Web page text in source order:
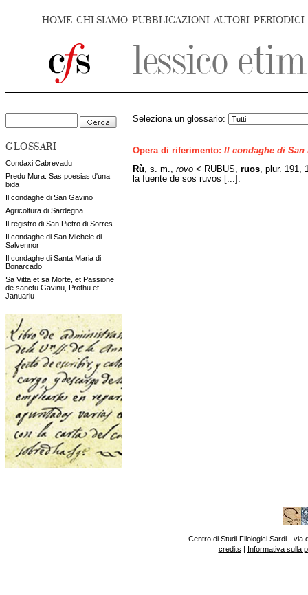
HOME CHI SIAMO PUBBLICAZIONI AUTORI PERIODICI
GLOSSARI
Condaxi Cabrevadu
Predu Mura. Sas poesias d'una
bida
Il condaghe di San Gavino
Agricoltura di Sardegna
Il registro di San Pietro di Sorres
Il condaghe di San Michele di
Salvennor
Il condaghe di Santa Maria di
Bonarcado
Sa Vitta et sa Morte, et Passione
de sanctu Gavinu, Prothu et
Januariu
Seleziona un glossario:
Opera di riferimento: Il condaghe di San
Rù , s. m., rovo < RUBUS, ruos plur. 191,
la fuente de sos ruvos [...].
Centro di Studi Filologici Sardi - via
credits | Informativa sulla